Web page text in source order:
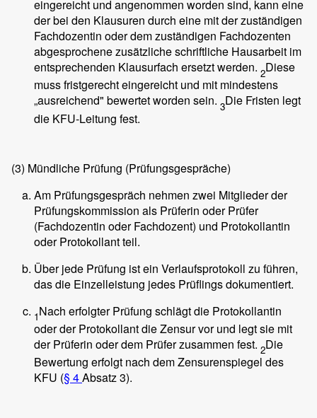
eingereicht und angenommen worden sind, kann eine
der bei den Klausuren durch eine mit der zuständigen
Fachdozentin oder dem zuständigen Fachdozenten
abgesprochene zusätzliche schriftliche Hausarbeit im
entsprechenden Klausurfach ersetzt werden. 2Diese
muss fristgerecht eingereicht und mit mindestens
„ausreichend" bewertet worden sein. 3Die Fristen legt
die KFU-Leitung fest.
(3) Mündliche Prüfung (Prüfungsgespräche)
Am Prüfungsgespräch nehmen zwei Mitglieder der
Prüfungskommission als Prüferin oder Prüfer
(Fachdozentin oder Fachdozent) und Protokollantin
oder Protokollant teil.
Über jede Prüfung ist ein Verlaufsprotokoll zu führen,
das die Einzelleistung jedes Prüflings dokumentiert.
1Nach erfolgter Prüfung schlägt die Protokollantin
oder der Protokollant die Zensur vor und legt sie mit
der Prüferin oder dem Prüfer zusammen fest. 2Die
Bewertung erfolgt nach dem Zensurenspiegel des
KFU (§ 4Absatz 3).